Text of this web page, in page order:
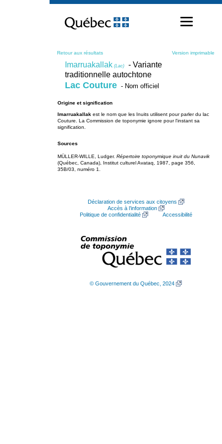
contenu
Retour aux résultats Version imprimable
Imarruakallak (Lac)
- Variante
traditionnelle autochtone
Lac Couture - Nom officiel
Origine et signification
Imarruakallak est le nom que les Inuits utilisent pour parler du lac
Couture. La Commission de toponymie ignore pour l'instant sa
signification.
Sources
MÜLLER-WILLE, Ludger. Répertoire toponymique inuit du Nunavik
(Québec, Canada), Institut culturel Avataq, 1987, page 356,
35B/03, numéro 1.
Déclaration de services aux citoyens
Accès à l’information
Politique de confidentialité
Accessibilité
© Gouvernement du Québec, 2024